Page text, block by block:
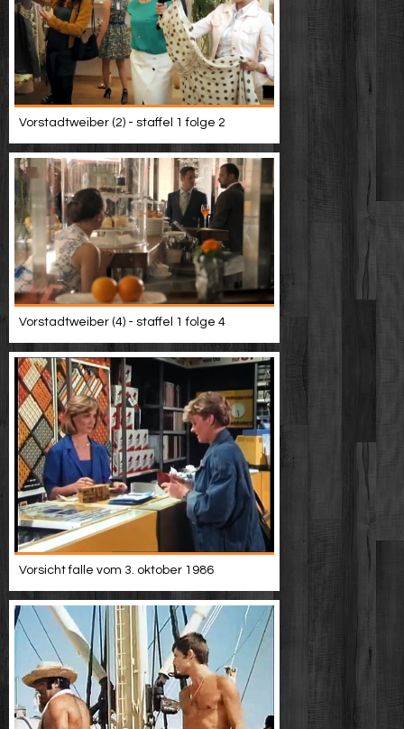
Vorstadtweiber (2) - staffel 1 folge 2
Vorstadtweiber (4) - staffel 1 folge 4
Vorsicht falle vom 3. oktober 1986